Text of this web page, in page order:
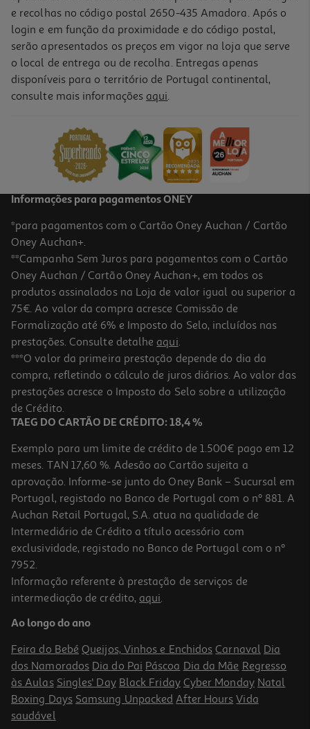
-35%
Deos Homem Stick Gillette Clear Gel Cool Wave 70ml
Price reduced from
4.5 (194)
Desodorizante Nivea Men Stick Dry Impact
3.49 €/un
3,49 €
Deo Stick Old Spice Restart 50ml
109.8 €/Lt
5,49 €
e recolhas no código postal 2650-435 Amadora. Após o
login e em função da proximidade e do código postal,
serão apresentados os preços em vigor na loja que serve
o local de entrega ou de recolha. Entregas apenas
disponíveis para o território de Portugal continental,
consulte mais informações aqui.
Informações para pagamentos ONEY
*para pagamentos com o Cartão Oney Auchan / Cartão
Oney Auchan+.
**Campanha Sem Juros para pagamentos com o Cartão
Oney Auchan / Cartão Oney Auchan+, em todos os
produtos assinalados na Loja de valor igual ou superior a
75€. Ao valor da compra acresce Comissão de
Formalização até 6% e Imposto do Selo, incluídos nas
prestações. Consulte detalhe aqui.
***O valor da primeira prestação depende do dia da
compra, refletindo o cálculo de juros diários. Ao valor das
prestações acresce o Imposto do Selo sobre a utilização
de Crédito.
TAEG DO CARTÃO DE CRÉDITO: 18,4 %
Exemplo para um limite de crédito de 1.500€ pago em 12
meses. TAN 17,60 %. Adesão ao Cartão sujeita a
aprovação. Informe-se junto do Oney Bank – Sucursal em
Portugal, registado no Banco de Portugal com o nº 881. A
Auchan Retail Portugal, S.A. atua na qualidade de
Intermediário de Crédito a título acessório com
exclusividade, registado no Banco de Portugal com o nº
7952.
Informação referente à prestação de serviços de
intermediação de crédito, aqui.
Ao longo do ano
Feira do Bebé Queijos, Vinhos e Enchidos Carnaval Dia
dos Namorados Dia do Pai Páscoa Dia da Mãe Regresso
às Aulas Singles' Day Black Friday Cyber Monday Natal
Boxing Days Samsung Unpacked After Hours Vida
saudável